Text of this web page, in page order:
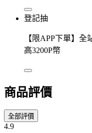
登記抽
【限APP下單】全
高3200P幣
商品評價
全部評價
4.9